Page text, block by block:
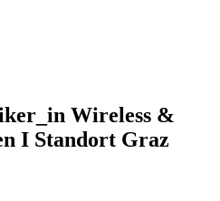
Wireless &
I Standort Graz